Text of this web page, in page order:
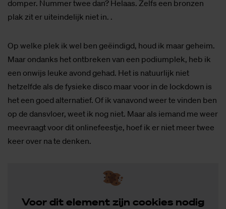
domper. Nummer twee dan? Helaas. Zelfs een bronzen
plak zit er uiteindelijk niet in. .
Op welke plek ik wel ben geëindigd, houd ik maar geheim.
Maar ondanks het ontbreken van een podiumplek, heb ik
een onwijs leuke avond gehad. Het is natuurlijk niet
hetzelfde als de fysieke disco maar voor in de lockdown is
het een goed alternatief. Of ik vanavond weer te vinden ben
op de dansvloer, weet ik nog niet. Maar als iemand me weer
meevraagt voor dit onlinefeestje, hoef ik er niet meer twee
keer over na te denken.
Voor dit ele­ment zijn coo­kies no­dig